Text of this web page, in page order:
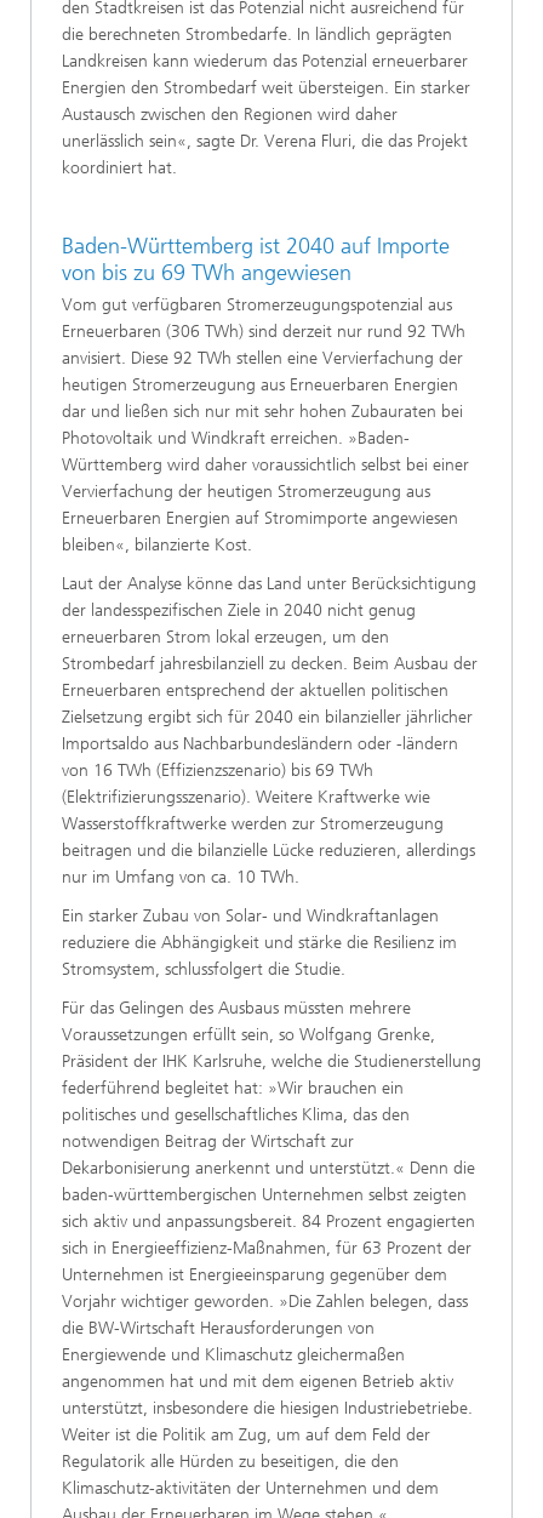
den Stadtkreisen ist das Potenzial nicht ausreichend für
die berechneten Strombedarfe. In ländlich geprägten
Landkreisen kann wiederum das Potenzial erneuerbarer
Energien den Strombedarf weit übersteigen. Ein starker
Austausch zwischen den Regionen wird daher
unerlässlich sein«, sagte Dr. Verena Fluri, die das Projekt
koordiniert hat.
Baden-Württemberg ist 2040 auf Importe
von bis zu 69 TWh angewiesen
Vom gut verfügbaren Stromerzeugungspotenzial aus
Erneuerbaren (306 TWh) sind derzeit nur rund 92 TWh
anvisiert. Diese 92 TWh stellen eine Vervierfachung der
heutigen Stromerzeugung aus Erneuerbaren Energien
dar und ließen sich nur mit sehr hohen Zubauraten bei
Photovoltaik und Windkraft erreichen. »Baden-
Württemberg wird daher voraussichtlich selbst bei einer
Vervierfachung der heutigen Stromerzeugung aus
Erneuerbaren Energien auf Stromimporte angewiesen
bleiben«, bilanzierte Kost.
Laut der Analyse könne das Land unter Berücksichtigung
der landesspezifischen Ziele in 2040 nicht genug
erneuerbaren Strom lokal erzeugen, um den
Strombedarf jahresbilanziell zu decken. Beim Ausbau der
Erneuerbaren entsprechend der aktuellen politischen
Zielsetzung ergibt sich für 2040 ein bilanzieller jährlicher
Importsaldo aus Nachbarbundesländern oder -ländern
von 16 TWh (Effizienzszenario) bis 69 TWh
(Elektrifizierungsszenario). Weitere Kraftwerke wie
Wasserstoffkraftwerke werden zur Stromerzeugung
beitragen und die bilanzielle Lücke reduzieren, allerdings
nur im Umfang von ca. 10 TWh.
Ein starker Zubau von Solar- und Windkraftanlagen
reduziere die Abhängigkeit und stärke die Resilienz im
Stromsystem, schlussfolgert die Studie.
Für das Gelingen des Ausbaus müssten mehrere
Voraussetzungen erfüllt sein, so Wolfgang Grenke,
Präsident der IHK Karlsruhe, welche die Studienerstellung
federführend begleitet hat: »Wir brauchen ein
politisches und gesellschaftliches Klima, das den
notwendigen Beitrag der Wirtschaft zur
Dekarbonisierung anerkennt und unterstützt.« Denn die
baden-württembergischen Unternehmen selbst zeigten
sich aktiv und anpassungsbereit. 84 Prozent engagierten
sich in Energieeffizienz-Maßnahmen, für 63 Prozent der
Unternehmen ist Energieeinsparung gegenüber dem
Vorjahr wichtiger geworden. »Die Zahlen belegen, dass
die BW-Wirtschaft Herausforderungen von
Energiewende und Klimaschutz gleichermaßen
angenommen hat und mit dem eigenen Betrieb aktiv
unterstützt, insbesondere die hiesigen Industriebetriebe.
Weiter ist die Politik am Zug, um auf dem Feld der
Regulatorik alle Hürden zu beseitigen, die den
Klimaschutz-aktivitäten der Unternehmen und dem